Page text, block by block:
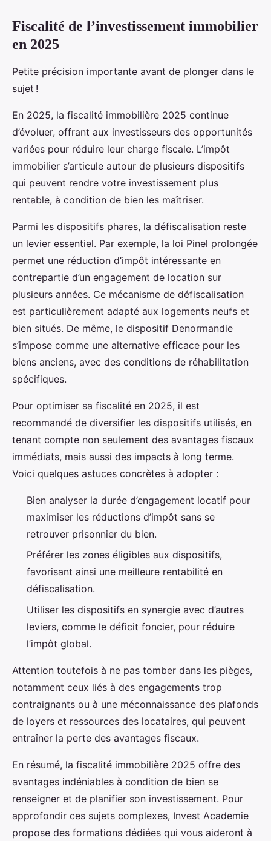
Fiscalité de l’investissement immobilier
en 2025
Petite précision importante avant de plonger dans le
sujet !
En 2025, la fiscalité immobilière 2025 continue
d’évoluer, offrant aux investisseurs des opportunités
variées pour réduire leur charge fiscale. L’impôt
immobilier s’articule autour de plusieurs dispositifs
qui peuvent rendre votre investissement plus
rentable, à condition de bien les maîtriser.
Parmi les dispositifs phares, la défiscalisation reste
un levier essentiel. Par exemple, la loi Pinel prolongée
permet une réduction d’impôt intéressante en
contrepartie d’un engagement de location sur
plusieurs années. Ce mécanisme de défiscalisation
est particulièrement adapté aux logements neufs et
bien situés. De même, le dispositif Denormandie
s’impose comme une alternative efficace pour les
biens anciens, avec des conditions de réhabilitation
spécifiques.
Pour optimiser sa fiscalité en 2025, il est
recommandé de diversifier les dispositifs utilisés, en
tenant compte non seulement des avantages fiscaux
immédiats, mais aussi des impacts à long terme.
Voici quelques astuces concrètes à adopter :
Bien analyser la durée d’engagement locatif pour
maximiser les réductions d’impôt sans se
retrouver prisonnier du bien.
Préférer les zones éligibles aux dispositifs,
favorisant ainsi une meilleure rentabilité en
défiscalisation.
Utiliser les dispositifs en synergie avec d’autres
leviers, comme le déficit foncier, pour réduire
l’impôt global.
Attention toutefois à ne pas tomber dans les pièges,
notamment ceux liés à des engagements trop
contraignants ou à une méconnaissance des plafonds
de loyers et ressources des locataires, qui peuvent
entraîner la perte des avantages fiscaux.
En résumé, la fiscalité immobilière 2025 offre des
avantages indéniables à condition de bien se
renseigner et de planifier son investissement. Pour
approfondir ces sujets complexes, Invest Academie
propose des formations dédiées qui vous aideront à